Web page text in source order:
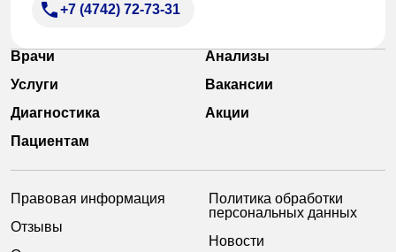
+7 (4742) 72-73-31
Врачи
Анализы
Услуги
Вакансии
Диагностика
Акции
Пациентам
Правовая информация
Отзывы
Политика обработки
персональных данных
Новости